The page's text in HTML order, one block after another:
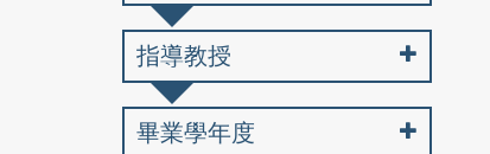
指導教授
畢業學年度